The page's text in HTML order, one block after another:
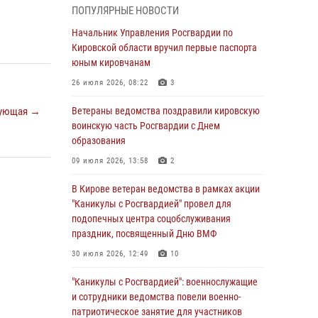
→
Федерации
01 августа 2026, 09:39
В Росгвардии вспоминают российских
воинов, погибших в Первой мировой войне
01 августа 2026, 09:38
В Кирове офицер Росгвардии стал
победителем открытого шахматного турнира
Директор Росгвардии Герой России генерал
армии Виктор Золотов поздравил
специалистов подразделений тыла с
профессиональным праздником
В Кирове росгвардейцы задержали в кафе и
сауне подозреваемых в хулиганстве
ПОПУЛЯРНЫЕ НОВОСТИ
Начальник Управления Росгвардии по
Кировской области вручил первые паспорта
юным кировчанам
26 июля 2026, 08:22 3
Ветераны ведомства поздравили кировскую
воинскую часть Росгвардии с Днем
образования
09 июля 2026, 13:58 2
В Кирове ветеран ведомства в рамках акции
"Каникулы с Росгвардией" провел для
подопечных центра соцобслуживания
праздник, посвященный Дню ВМФ
30 июля 2026, 12:49 10
"Каникулы с Росгвардией": военнослужащие
и сотрудники ведомства повели военно-
патриотическое занятие для участников